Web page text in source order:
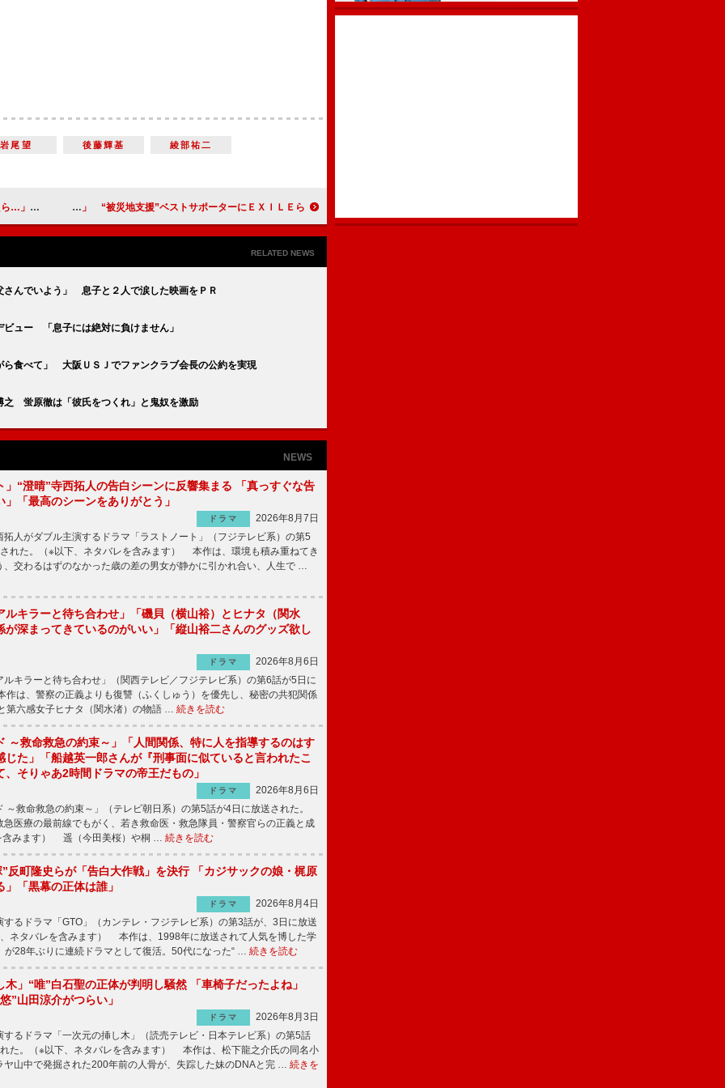
岩尾望 後藤輝基 綾部祐二
っぽい」 マツコ、小林幸子の手を取り「頑張ってね」 “被災地支援”ベストサポーターにＥＸＩＬＥら
RELATED NEWS
さんでいよう」 息子と２人で涙した映画をＰＲ
ュー 「息子には絶対に負けません」
ら食べて」 大阪ＵＳＪでファンクラブ会長の公約を実現
之 蛍原徹は「彼氏をつくれ」と鬼奴を激励
NEWS
」“澄晴”寺西拓人の告白シーンに反響集まる 「真っすぐな告
」「最高のシーンをありがとう」
ドラマ
2026年8月7日
人がダブル主演するドラマ「ラストノート」（フジテレビ系）の第5
れた。（※以下、ネタバレを含みます） 本作は、環境も積み重ねてき
、交わるはずのなかった歳の差の男女が静かに引かれ合い、人生で …
ルキラーと待ち合わせ」「磯貝（横山裕）とヒナタ（関水
が深まってきているのがいい」「縦山裕二さんのグッズ欲し
ドラマ
2026年8月6日
キラーと待ち合わせ」（関西テレビ／フジテレビ系）の第6話が5日に
は、警察の正義よりも復讐（ふくしゅう）を優先し、秘密の共犯関係
第六感女子ヒナタ（関水渚）の物語 … 続きを読む
～救命救急の約束～」「人間関係、特に人を指導するのはす
じた」「船越英一郎さんが『刑事面に似ていると言われたこ
、そりゃあ2時間ドラマの帝王だもの」
ドラマ
2026年8月6日
救命救急の約束～」（テレビ朝日系）の第5話が4日に放送された。
医療の最前線でもがく、若き救命医・救急隊員・警察官らの正義と成
含みます） 遥（今田美桜）や桐 … 続きを読む
反町隆史らが「告白大作戦」を決行 「カジサックの娘・梶原
「黒幕の正体は誰」
ドラマ
2026年8月4日
るドラマ「GTO」（カンテレ・フジテレビ系）の第3話が、3日に放送
ネタバレを含みます） 本作は、1998年に放送されて人気を博した学
が28年ぶりに連続ドラマとして復活。50代になった“ … 続きを読む
木」“唯”白石聖の正体が判明し騒然 「車椅子だったよね」
”山田涼介がつらい」
ドラマ
2026年8月3日
るドラマ「一次元の挿し木」（読売テレビ・日本テレビ系）の第5話
た。（※以下、ネタバレを含みます） 本作は、松下龍之介氏の同名小
ヤ山中で発掘された200年前の人骨が、失踪した妹のDNAと完 … 続きを